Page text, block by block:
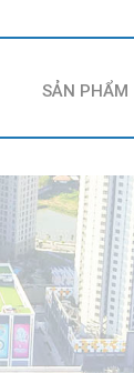
SẢN PHẨM